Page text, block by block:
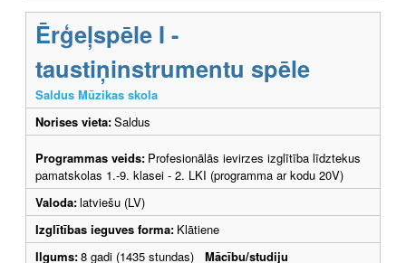
Ērģeļspēle I -
taustiņinstrumentu spēle
Saldus Mūzikas skola
Norises vieta:Saldus
Programmas veids: Profesionālās ievirzes izglītība līdztekus
pamatskolas 1.-9. klasei - 2. LKI (programma ar kodu 20V)
Valoda:latviešu (LV)
Izglītības ieguves forma: Klātiene
Ilgums:8 gadi (1435 stundas) Mācību/studiju